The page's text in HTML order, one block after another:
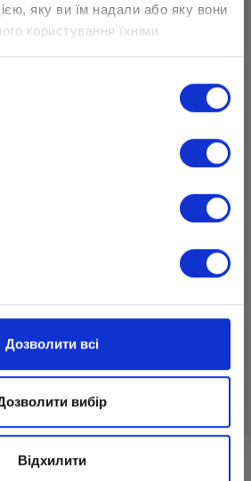
яку ви їм надали або яку вони
користування їхніми
Дозволити всі
вибір
Відхилити
успешно сдать экзамен, но и
которые обязательно